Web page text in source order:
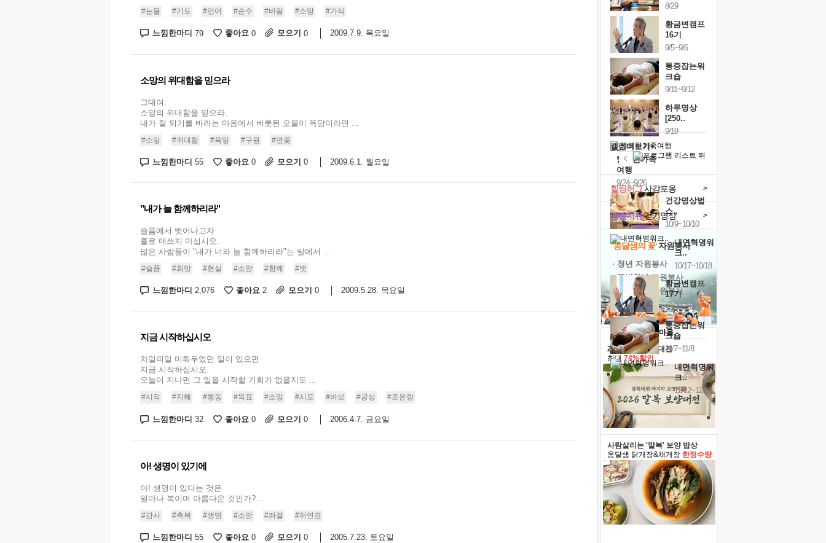
#눈물 #기도 #언어 #순수 #바람 #소망 #가식
느낌한마디 79 좋아요 0 모으기 0 2009.7.9. 목요일
소망의 위대함을 믿으라
그대여.
소망의 위대함을 믿으라.
내가 잘 되기를 바라는 마음에서 비롯된 오물이 욕망이라면 ...
#소망 #위대함 #욕망 #구원 #연꽃
느낌한마디 55 좋아요 0 모으기 0 2009.6.1. 월요일
"내가 늘 함께하리라"
슬픔에서 벗어나고자
홀로 애쓰지 마십시오.
많은 사람들이 "내가 너와 늘 함께하리라"는 말에서 ...
#슬픔 #희망 #현실 #소망 #함께 #벗
느낌한마디 2,076 좋아요 2 모으기 0 2009.5.28. 목요일
지금 시작하십시오
차일피일 미뤄두었던 일이 있으면
지금 시작하십시오.
오늘이 지나면 그 일을 시작할 기회가 없을지도 ...
#시작 #지혜 #행동 #목표 #소망 #시도 #바보 #공상 #조은향
느낌한마디 32 좋아요 0 모으기 0 2006.4.7. 금요일
아! 생명이 있기에
아! 생명이 있다는 것은
얼마나 복이며 아름다운 것인가?...
#감사 #축복 #생명 #소망 #좌절 #허연경
느낌한마디 55 좋아요 0 모으기 0 2005.7.23. 토요일
8/29
황금변캠프
16기
9/5~9/6
통증잡는워
크숍
9/11~9/12
하루명상
[250..
9/19
행복한가족
여행
9/24~9/26
건강명상법
스..
10/9~10/10
내면혁명워
크..
10/17~10/18
황금변캠프
17기
10/30~10/31
통증잡는워
크숍
11/7~11/8
내면혁명워
크..
12/12~12/13
캘린더보기+
예술치유걷기명상 >
힐링허그사감포옹 >
'옹달샘의 꽃'자원봉사
· 청년 자원봉사
· 금빛청년 자원봉사
· 음식연구 자원봉사
2026 말복 보양대전
최대 74%할인
사람살리는 '말복' 보양 밥상
옹달샘 닭개장&채개장 한정수량